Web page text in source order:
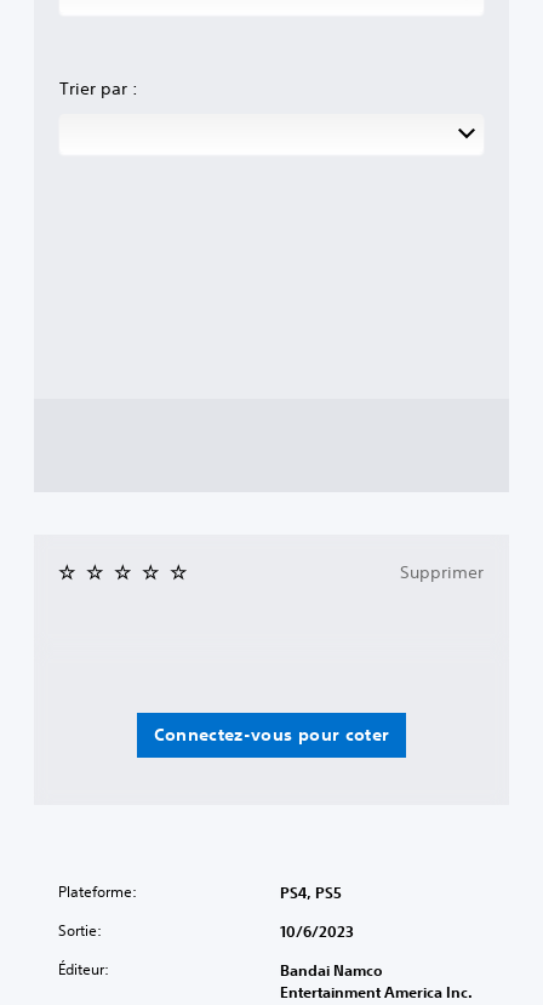
Trier par :
Connectez-vous pour coter
Supprimer
Plateforme: PS4, PS5
Sortie: 10/6/2023
Éditeur:
Bandai Namco
Entertainment America Inc.